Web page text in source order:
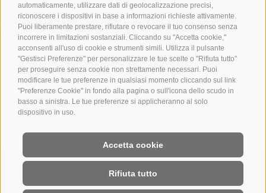
automaticamente, utilizzare dati di geolocalizzazione precisi,
riconoscere i dispositivi in base a informazioni richieste attivamente.
Puoi liberamente prestare, rifiutare o revocare il tuo consenso senza
incorrere in limitazioni sostanziali. Cliccando su "Accetta cookie,"
acconsenti all'uso di cookie e strumenti simili. Utilizza il pulsante
"Gestisci Preferenze" per personalizzare le tue scelte o "Rifiuta tutto"
per proseguire senza cookie non strettamente necessari. Puoi
modificare le tue preferenze in qualsiasi momento cliccando sul link
"Preferenze Cookie" in fondo alla pagina o sull'icona dello scudo in
basso a sinistra. Le tue preferenze si applicheranno al solo
dispositivo in uso.
Accetta cookie
Rifiuta tutto
CREDITS MAPPA DEL SITO COOKIE POLICY
PRIVACY
PREFERENZE COOKIES
Partita IVA 01714320213